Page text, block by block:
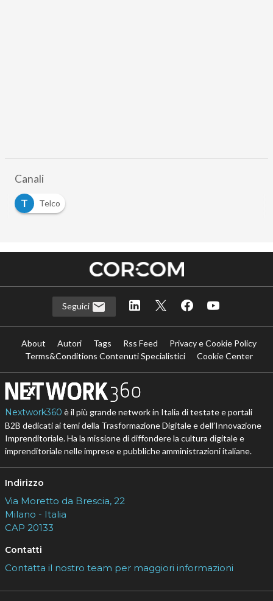
Canali
T
Telco
Seguici
About Autori Tags Rss Feed
Privacy e Cookie Policy
Terms&Conditions Contenuti Specialistici
Cookie Center
Nextwork360 è il più grande network in Italia di testate e portali
B2B dedicati ai temi della Trasformazione Digitale e dell’Innovazione
Imprenditoriale. Ha la missione di diffondere la cultura digitale e
imprenditoriale nelle imprese e pubbliche amministrazioni italiane.
Indirizzo
Via Moretto da Brescia, 22
Milano - Italia
CAP 20133
Contatti
Contatta il nostro team per maggiori informazioni